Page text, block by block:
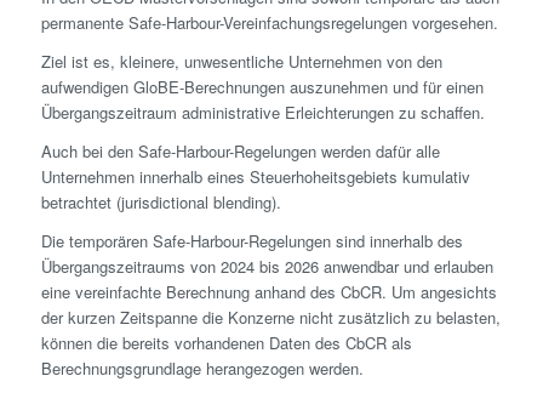
permanente Safe-Harbour-Vereinfachungsregelungen vorgesehen.
Ziel ist es, kleinere, unwesentliche Unternehmen von den
aufwendigen GloBE-Berechnungen auszunehmen und für einen
Übergangs­zeitraum administrative Erleichterungen zu schaffen.
Auch bei den Safe-Harbour-Regelungen werden dafür alle
Unternehmen innerhalb eines Steuerhoheitsgebiets kumulativ
betrachtet (jurisdictional blending).
Die temporären Safe-Harbour-Regelungen sind innerhalb des
Übergangs­zeitraums von 2024 bis 2026 anwendbar und erlauben
eine vereinfachte Berechnung anhand des CbCR. Um angesichts
der kurzen Zeitspanne die Konzerne nicht zusätzlich zu belasten,
können die bereits vorhandenen Daten des CbCR als
Berechnungsgrundlage herangezogen werden.